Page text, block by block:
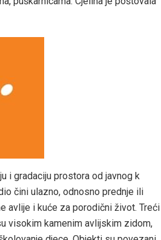
i gradaciju prostora od javnog k
čini ulazno, odnosno prednje ili
avlije i kuće za porodični život. Treći
visokim kamenim avlijskim zidom,